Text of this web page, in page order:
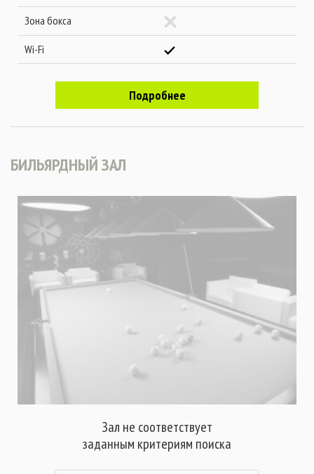
Зона бокса
Wi-Fi
Подробнее
БИЛЬЯРДНЫЙ ЗАЛ
Зал не соответствует
заданным критериям поиска